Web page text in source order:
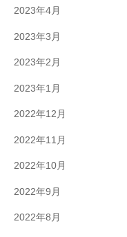
2023年4月
2023年3月
2023年2月
2023年1月
2022年12月
2022年11月
2022年10月
2022年9月
2022年8月